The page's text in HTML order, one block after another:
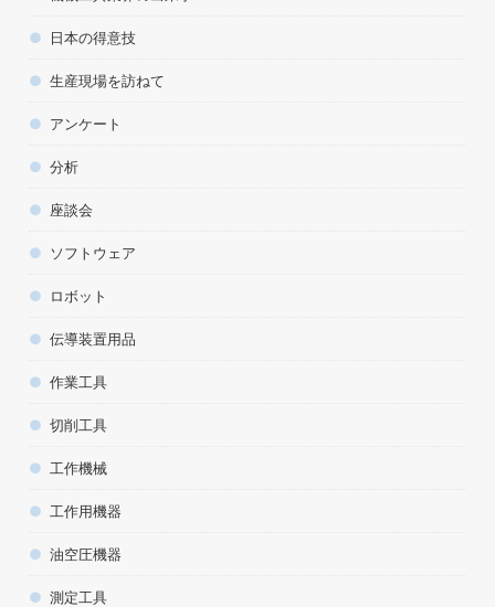
日本の得意技
生産現場を訪ねて
アンケート
分析
座談会
ソフトウェア
ロボット
伝導装置用品
作業工具
切削工具
工作機械
工作用機器
油空圧機器
測定工具